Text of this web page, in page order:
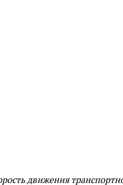
движения